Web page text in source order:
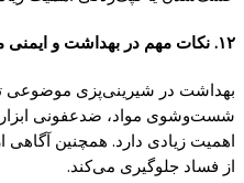
۱۲. نکات مهم در بهداشت و ایمنی مواد غذایی
بهداشت در شیرینی‌پزی موضوعی
شست‌وشوی مواد، ضدعفونی
اهمیت زیادی دارد. همچنین
از فساد جلوگیری می‌کند.